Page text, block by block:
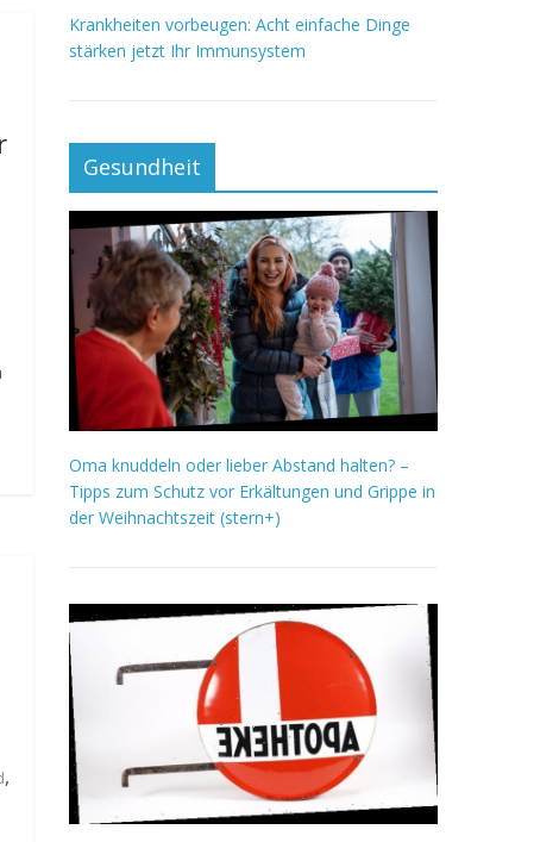
,
Krankheiten vorbeugen: Acht einfache Dinge
stärken jetzt Ihr Immunsystem
Gesundheit
Oma knuddeln oder lieber Abstand halten? –
Tipps zum Schutz vor Erkältungen und Grippe in
der Weihnachtszeit (stern+)